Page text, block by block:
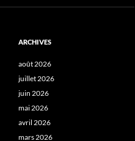
ARCHIVES
août 2026
juillet 2026
juin 2026
mai 2026
avril 2026
mars 2026